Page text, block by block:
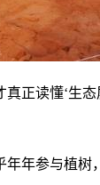
真正读懂‘生
年年参与植树